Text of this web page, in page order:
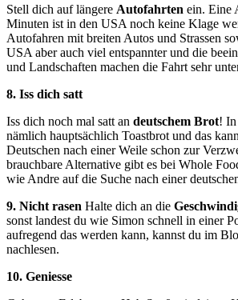
Stell dich auf längere Autofahrten ein. Eine
Minuten ist in den USA noch keine Klage
Autofahren mit breiten Autos und Strassen
USA aber auch viel entspannter und die
und Landschaften machen die Fahrt sehr
8. Iss dich satt
Iss dich noch mal satt an deutschem Brot! In
nämlich hauptsächlich Toastbrot und das
Deutschen nach einer Weile schon zur
brauchbare Alternative gibt es bei Whole
wie Andre auf die Suche nach einer
9. Nicht rasen Halte dich an die
sonst landest du wie Simon schnell in einer
aufregend das werden kann, kannst du im
nachlesen.
10. Geniesse